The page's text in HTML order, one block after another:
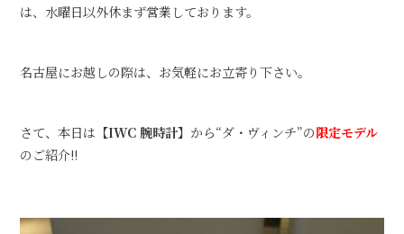
は、水曜日以外休まず営業しております。
名古屋にお越しの際は、お気軽にお立寄り下さい。
さて、本日は 【IWC 腕時計】 から“ダ・ヴィンチ”の限定モデル
のご紹介!!